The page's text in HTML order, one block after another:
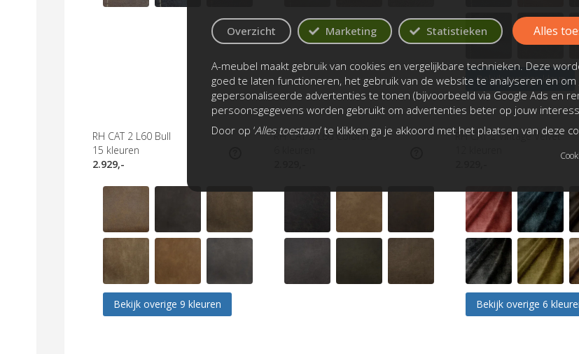
Bekijk overige kleur
RH CAT 2 L60 Bull
15 kleuren
2.929,-
Bekijk overige 9 kleuren
RH CAT 2 L60 Colorado
RH CAT 2 Vintage Velvet
Bekijk overige 6
Overzicht Marketing Statistieken
A-meubel maakt gebruik van cookies en vergelijkbare technieken. Deze
goed te laten functioneren, het gebruik van de website te analyseren en
gepersonaliseerde advertenties te tonen (bijvoorbeeld via Google Ads en
persoonsgegevens worden gebruikt om advertenties beter op jouw
Door op ‘Alles toestaan’ te klikken ga je akkoord met het plaatsen van deze
Alles